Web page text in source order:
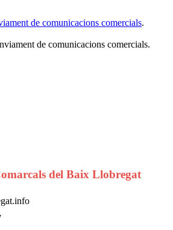
de comunicacions comercials.
de comunicacions comercials.
del Baix Llobregat